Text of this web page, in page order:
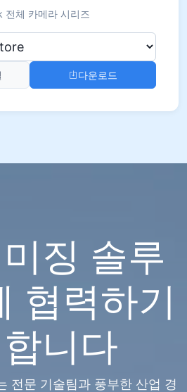
전체 카메라 시리즈
다운로드
징 솔루
협력하기
니다
전문 기술팀과 풍부한 산업 경